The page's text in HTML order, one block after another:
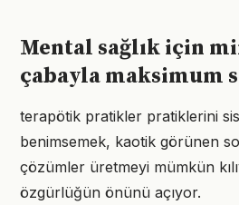
Mental sağlık için
çabayla maksimum
terapötik pratikler pratiklerini
benimsemek, kaotik görünen
çözümler üretmeyi mümkün
özgürlüğün önünü açıyor.